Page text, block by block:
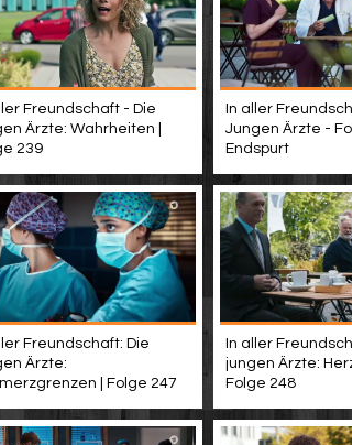
Freundschaft - Die
Ärzte: Wahrheiten |
239
In aller
Jungen Ärzte -
Endspurt
Freundschaft: Die
Ärzte:
| Folge 247
In aller
jungen Ärzte:
Folge 248